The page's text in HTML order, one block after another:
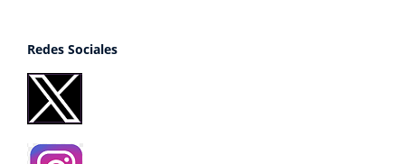
Redes Sociales